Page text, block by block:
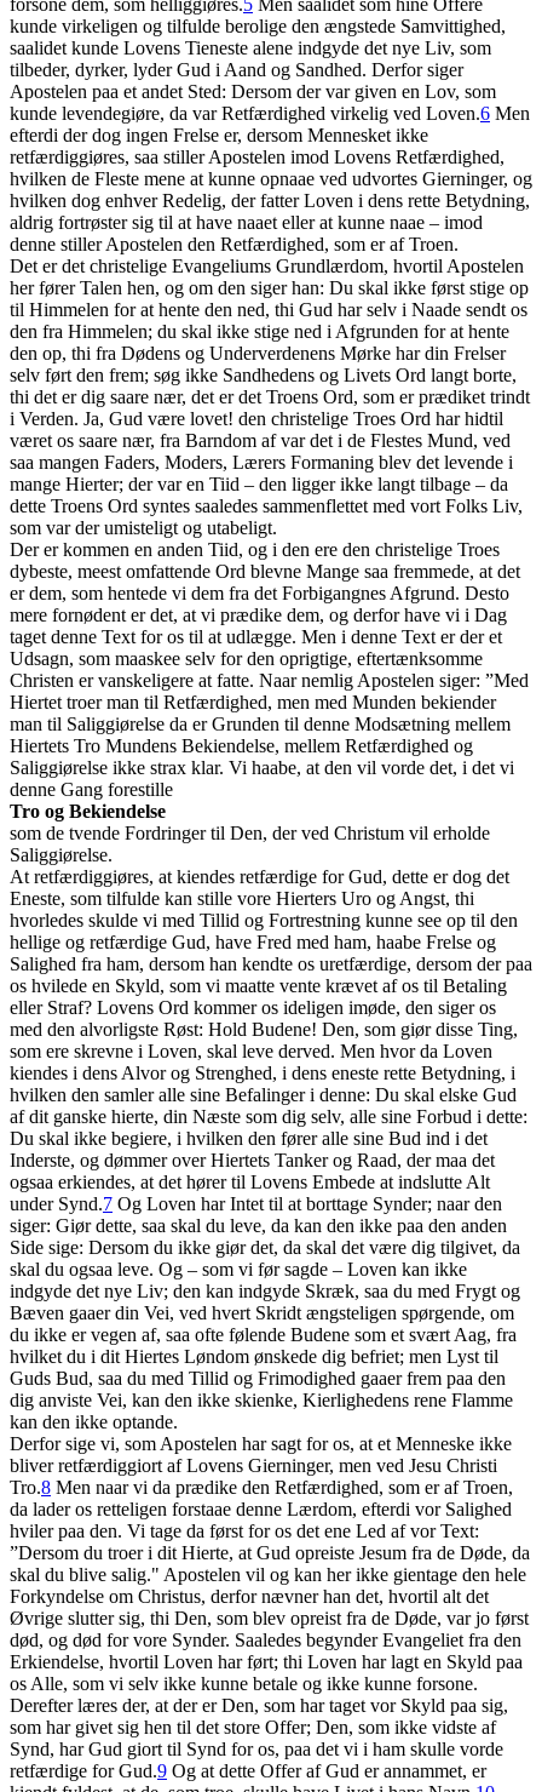
forsone dem, som helliggiøres.5 Men saalidet som hine Offere
kunde virkeligen og tilfulde berolige den ængstede Samvittighed,
saalidet kunde Lovens Tieneste alene indgyde det nye Liv, som
tilbeder, dyrker, lyder Gud i Aand og Sandhed. Derfor siger
Apostelen paa et andet Sted: Dersom der var given en Lov, som
kunde levendegiøre, da var Retfærdighed virkelig ved Loven.6 Men
efterdi der dog ingen Frelse er, dersom Mennesket ikke
retfærdiggiøres, saa stiller Apostelen imod Lovens Retfærdighed,
hvilken de Fleste mene at kunne opnaae ved udvortes Gierninger, og
hvilken dog enhver Redelig, der fatter Loven i dens rette Betydning,
aldrig fortrøster sig til at have naaet eller at kunne naae – imod
denne stiller Apostelen den Retfærdighed, som er af Troen.
Det er det christelige Evangeliums Grundlærdom, hvortil Apostelen
her fører Talen hen, og om den siger han: Du skal ikke først stige op
til Himmelen for at hente den ned, thi Gud har selv i Naade sendt os
den fra Himmelen; du skal ikke stige ned i Afgrunden for at hente
den op, thi fra Dødens og Underverdenens Mørke har din Frelser
selv ført den frem; søg ikke Sandhedens og Livets Ord langt borte,
thi det er dig saare nær, det er det Troens Ord, som er prædiket trindt
i Verden. Ja, Gud være lovet! den christelige Troes Ord har hidtil
været os saare nær, fra Barndom af var det i de Flestes Mund, ved
saa mangen Faders, Moders, Lærers Formaning blev det levende i
mange Hierter; der var en Tiid – den ligger ikke langt tilbage – da
dette Troens Ord syntes saaledes sammenflettet med vort Folks Liv,
som var der umisteligt og utabeligt.
Der er kommen en anden Tiid, og i den ere den christelige Troes
dybeste, meest omfattende Ord blevne Mange saa fremmede, at det
er dem, som hentede vi dem fra det Forbigangnes Afgrund. Desto
mere fornødent er det, at vi prædike dem, og derfor have vi i Dag
taget denne Text for os til at udlægge. Men i denne Text er der et
Udsagn, som maaskee selv for den oprigtige, eftertænksomme
Christen er vanskeligere at fatte. Naar nemlig Apostelen siger: ”Med
Hiertet troer man til Retfærdighed, men med Munden bekiender
man til Saliggiørelse da er Grunden til denne Modsætning mellem
Hiertets Tro Mundens Bekiendelse, mellem Retfærdighed og
Saliggiørelse ikke strax klar. Vi haabe, at den vil vorde det, i det vi
denne Gang forestille
Tro og Bekiendelse
som de tvende Fordringer til Den, der ved Christum vil erholde
Saliggiørelse.
At retfærdiggiøres, at kiendes retfærdige for Gud, dette er dog det
Eneste, som tilfulde kan stille vore Hierters Uro og Angst, thi
hvorledes skulde vi med Tillid og Fortrestning kunne see op til den
hellige og retfærdige Gud, have Fred med ham, haabe Frelse og
Salighed fra ham, dersom han kendte os uretfærdige, dersom der paa
os hvilede en Skyld, som vi maatte vente krævet af os til Betaling
eller Straf? Lovens Ord kommer os ideligen imøde, den siger os
med den alvorligste Røst: Hold Budene! Den, som giør disse Ting,
som ere skrevne i Loven, skal leve derved. Men hvor da Loven
kiendes i dens Alvor og Strenghed, i dens eneste rette Betydning, i
hvilken den samler alle sine Befalinger i denne: Du skal elske Gud
af dit ganske hierte, din Næste som dig selv, alle sine Forbud i dette:
Du skal ikke begiere, i hvilken den fører alle sine Bud ind i det
Inderste, og dømmer over Hiertets Tanker og Raad, der maa det
ogsaa erkiendes, at det hører til Lovens Embede at indslutte Alt
under Synd.7 Og Loven har Intet til at borttage Synder; naar den
siger: Giør dette, saa skal du leve, da kan den ikke paa den anden
Side sige: Dersom du ikke giør det, da skal det være dig tilgivet, da
skal du ogsaa leve. Og – som vi før sagde – Loven kan ikke
indgyde det nye Liv; den kan indgyde Skræk, saa du med Frygt og
Bæven gaaer din Vei, ved hvert Skridt ængsteligen spørgende, om
du ikke er vegen af, saa ofte følende Budene som et svært Aag, fra
hvilket du i dit Hiertes Løndom ønskede dig befriet; men Lyst til
Guds Bud, saa du med Tillid og Frimodighed gaaer frem paa den
dig anviste Vei, kan den ikke skienke, Kierlighedens rene Flamme
kan den ikke optande.
Derfor sige vi, som Apostelen har sagt for os, at et Menneske ikke
bliver retfærdiggiort af Lovens Gierninger, men ved Jesu Christi
Tro.8 Men naar vi da prædike den Retfærdighed, som er af Troen,
da lader os retteligen forstaae denne Lærdom, efterdi vor Salighed
hviler paa den. Vi tage da først for os det ene Led af vor Text:
”Dersom du troer i dit Hierte, at Gud opreiste Jesum fra de Døde, da
skal du blive salig." Apostelen vil og kan her ikke gientage den hele
Forkyndelse om Christus, derfor nævner han det, hvortil alt det
Øvrige slutter sig, thi Den, som blev opreist fra de Døde, var jo først
død, og død for vore Synder. Saaledes begynder Evangeliet fra den
Erkiendelse, hvortil Loven har ført; thi Loven har lagt en Skyld paa
os Alle, som vi selv ikke kunne betale og ikke kunne forsone.
Derefter læres der, at der er Den, som har taget vor Skyld paa sig,
som har givet sig hen til det store Offer; Den, som ikke vidste af
Synd, har Gud giort til Synd for os, paa det vi i ham skulle vorde
retfærdige for Gud.9 Og at dette Offer af Gud er annammet, er